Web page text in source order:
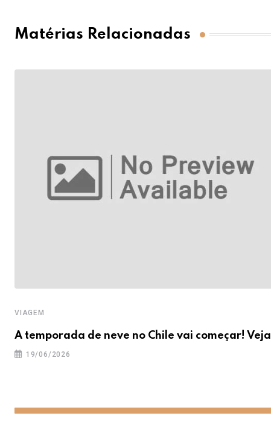
Matérias Relacionadas
VIAGEM
A temporada de neve no Chile vai começar! Veja
19/06/2026